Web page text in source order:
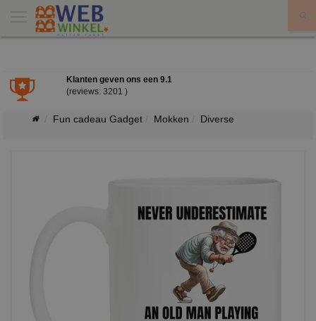
Klanten geven ons een 9.1
(reviews: 3201 )
Fun cadeau Gadget Mokken Diverse